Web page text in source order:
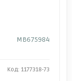
MB675984
Код: 1177318-73